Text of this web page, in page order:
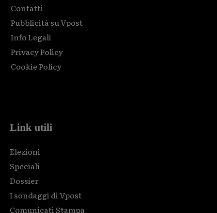
Contatti
Pubblicità su Vpost
Info Legali
Privacy Policy
Cookie Policy
Link utili
Elezioni
Speciali
Dossier
I sondaggi di Vpost
Comunicati Stampa